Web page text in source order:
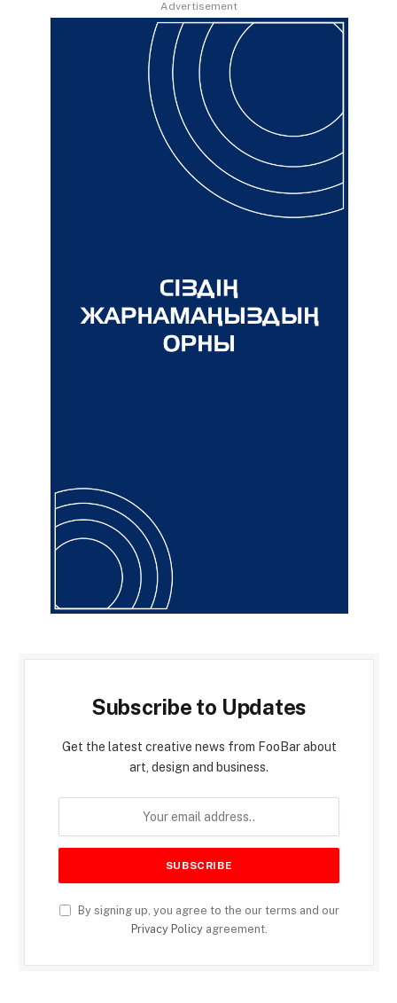
Advertisement
Subscribe to Updates
Get the latest creative news from FooBar about
art, design and business.
By signing up, you agree to the our terms and our
Privacy Policyagreement.